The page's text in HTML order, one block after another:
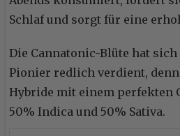
Schlaf und sorgt für eine
Die Cannatonic-Blüte hat sich
Pionier redlich verdient,
Hybride mit einem perfekten
50% Indica und 50% Sativa.